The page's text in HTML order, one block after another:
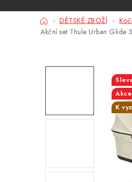
DomůDĚTSKÉ ZBOŽÍ
Akční set Thule Urban Glide
Akce
K